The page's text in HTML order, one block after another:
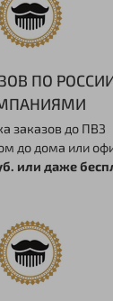
ПО
заказов до ПВЗ
до дома или
или даже